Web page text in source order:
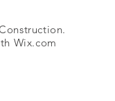
Wix.com